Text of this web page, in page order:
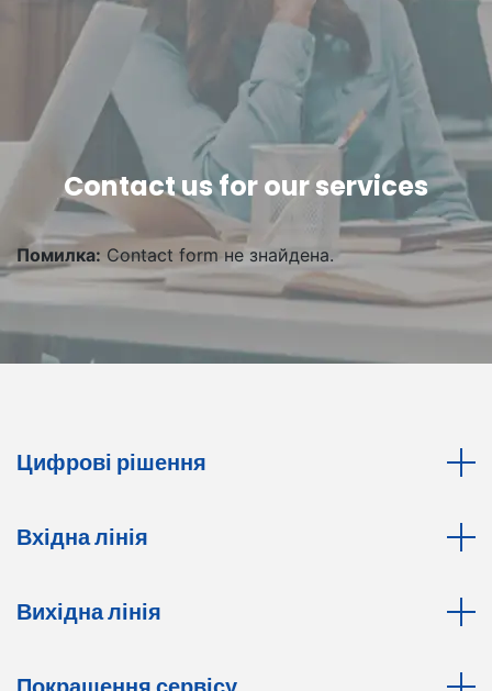
Contact us for our services
Помилка: Contact form не знайдена.
Цифрові рішення
Вхідна лінія
Вихідна лінія